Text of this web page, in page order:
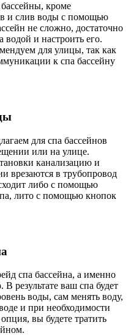
кроме
и слив воды с помощью
не сложно, достаточно
водой и настроить его.
для улицы, так как
к спа бассейну
для спа бассейнов
или на улице.
канализацию и
врезаются в трубопровод
либо с помощью
лито с помощью кнопок
спа бассейна, а именно
результате ваш спа будет
воды, сам менять воду,
и при необходимости
вы будете тратить